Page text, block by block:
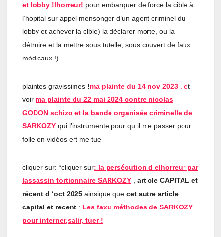
et lobby !lhorreur! pour embarquer de force la cible à
l’hopital sur appel mensonger d’un agent criminel du
lobby et achever la cible) la déclarer morte, ou la
détruire et la mettre sous tutelle, sous couvert de faux
médicaux !)
plaintes gravissimes !ma plainte du 14 nov 2023 , et
voir ma plainte du 22 mai 2024 contre nicolas
GODON schizo et la bande organisée criminelle de
SARKOZY qui l’instrumente pour qu il me passer pour
folle en vidéos ert me tue
cliquer sur: *cliquer sur: la persécution d elhorreur par
lassassin tortionnaire SARKOZY
article CAPITAL et
récent d ‘oct 2025 ainsique que cet autre article
capital et recent : Les faxu méthodes de SARKOZY
pour interner,salir, tuer !